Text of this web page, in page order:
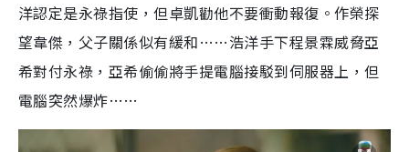
洋認定是永祿指使，但卓凱勸他不要衝動報復。作榮探
望韋傑，父子關係似有緩和……浩洋手下程景霖威脅亞
希對付永祿，亞希偷偷將手提電腦接駁到伺服器上，但
電腦突然爆炸……